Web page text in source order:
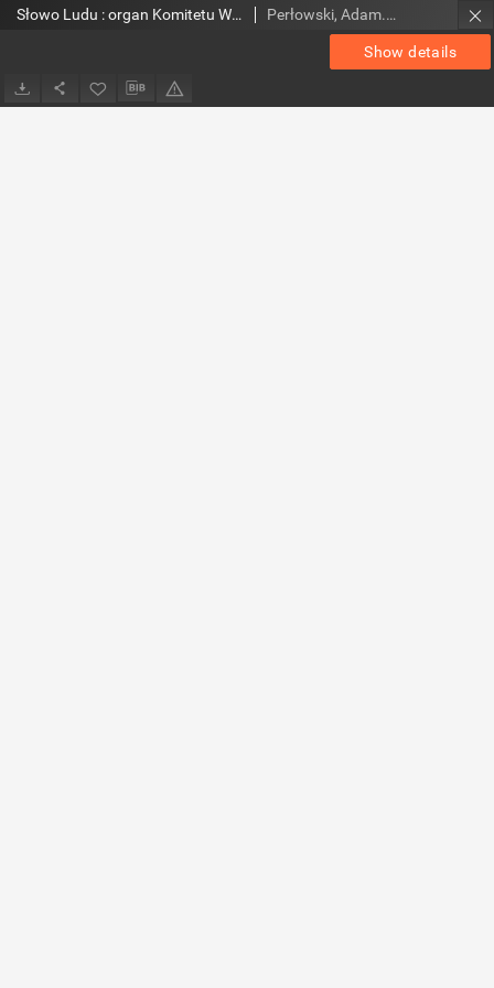
Show details
Słowo Ludu : organ Komitetu Wojewódzkiego Polskiej Zjednoczonej Partii Robotniczej, 1952, R.4, nr 87 Perłowski, Adam. Red.